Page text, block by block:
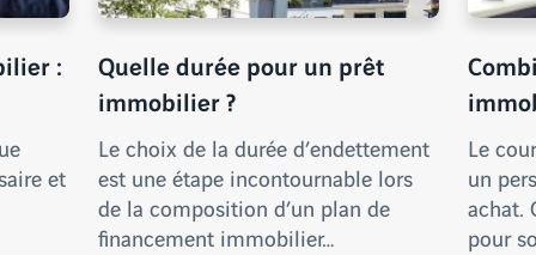
:
et
Quelle durée pour un prêt
immobilier ?
Le choix de la durée d’endettement
est une étape incontournable lors
de la composition d’un plan de
financement immobilier…
Le
un
achat.
pour